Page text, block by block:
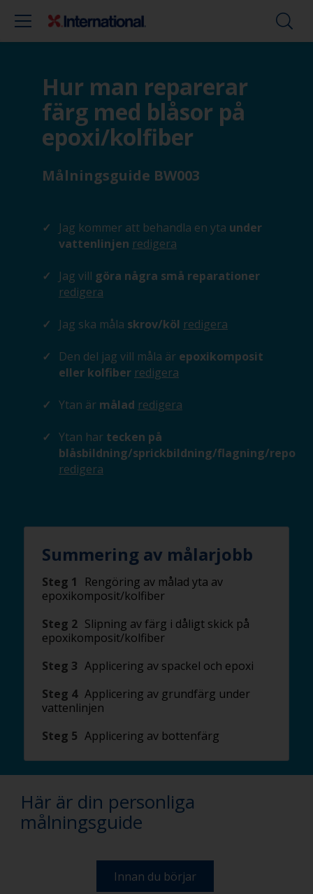
Hur man reparerar
färg med blåsor på
epoxi/kolfiber
Målningsguide BW003
Jag kommer att behandla en yta under
vattenlinjen redigera
Jag vill göra några små reparationer
redigera
Jag ska måla skrov/köl redigera
Den del jag vill måla är epoxikomposit
eller kolfiber redigera
Ytan är målad redigera
Ytan har tecken på
blåsbildning/sprickbildning/flagning/repor
redigera
Summering av målarjobb
Steg 1
Rengöring av målad yta av
epoxikomposit/kolfiber
Steg 2 Slipning av färg i dåligt skick på
epoxikomposit/kolfiber
Steg 3 Applicering av spackel och epoxi
Steg 4 Applicering av grundfärg under
vattenlinjen
Steg 5 Applicering av bottenfärg
Här är din personliga
målningsguide
Innan du börjar